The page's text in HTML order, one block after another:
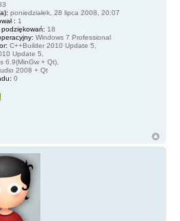
poniedziałek, 28 lipca 2008, 20:07
: 1
podziękowań: 18
Windows 7 Professional
C++Builder 2010 Update 5,
Update 5,
6.9(MinGw + Qt),
2008 + Qt
0